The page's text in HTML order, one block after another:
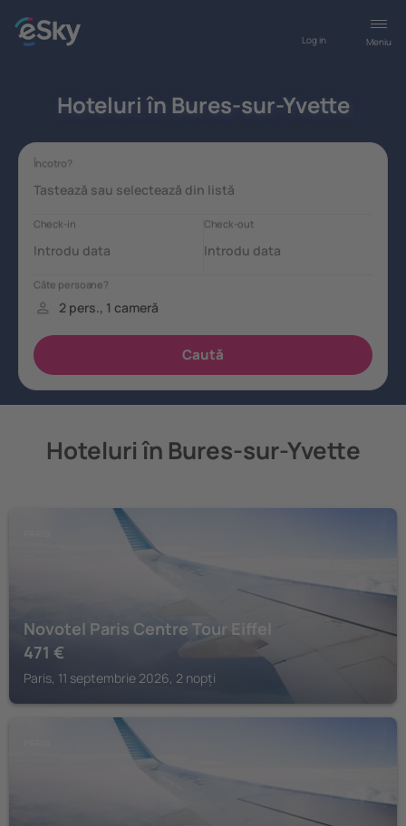
Meniu
Log in
Hoteluri în Bures-sur-Yvette
Hoteluri în Bures-sur-Yvette
Novotel Paris Centre Tour Eiffel
471 €
Paris, 11 septembrie 2026, 2 nopți